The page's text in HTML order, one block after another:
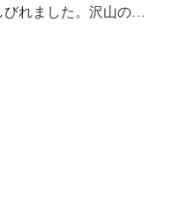
びれました。沢山の…